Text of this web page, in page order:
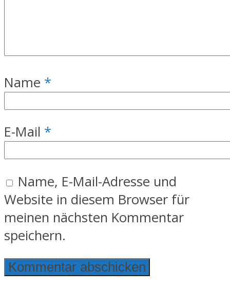
Name *
E-Mail *
Name, E-Mail-Adresse und
Website in diesem Browser für
meinen nächsten Kommentar
speichern.